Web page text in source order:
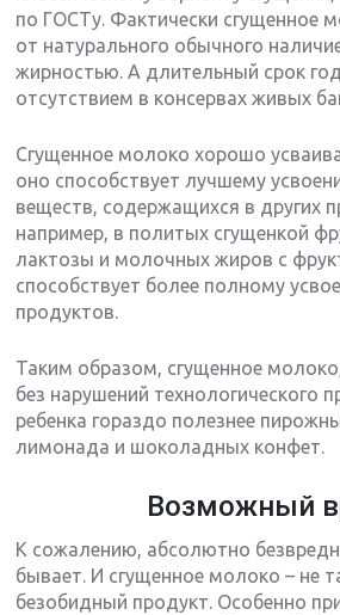
по ГОСТу. Фактически сгущенное
от натурального обычного
жирностью. А длительный срок
отсутствием в консервах живых
Сгущенное молоко хорошо
оно способствует лучшему
веществ, содержащихся в других
например, в политых сгущенкой
лактозы и молочных жиров с
способствует более полному
продуктов.
Таким образом, сгущенное
без нарушений технологического
ребенка гораздо полезнее
лимонада и шоколадных конфет.
Возможный
К сожалению, абсолютно
бывает. И сгущенное молоко – не
безобидный продукт. Особенно